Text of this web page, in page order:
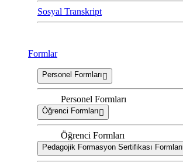
Sosyal Transkript
Formlar
Personel Formları
Personel Formları
Öğrenci Formları
Öğrenci Formları
Pedagojik Formasyon Sertifikası Formları